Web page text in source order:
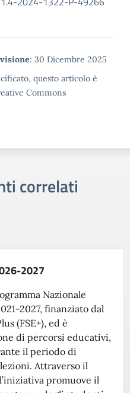
: 30 Dicembre 2025
questo articolo è
Commons
correlati
2027
Nazionale
2027, finanziato dal
(FSE+), ed è
di percorsi educativi,
il periodo di
Attraverso il
promuove il